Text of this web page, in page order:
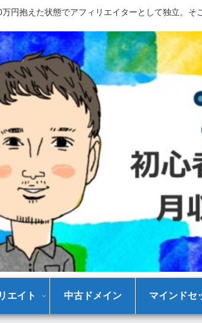
円抱えた状態でアフィリエイターとして独立。そ
エイト 中古ドメイン マインドセ